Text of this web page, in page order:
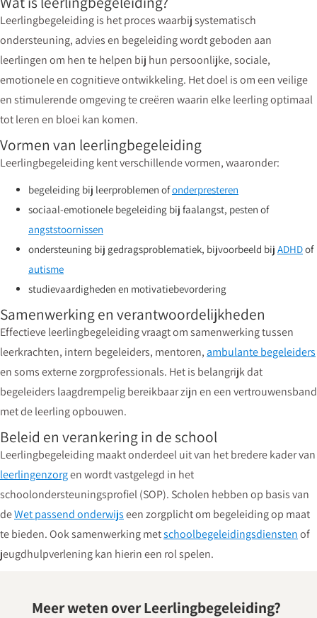
Leerlingbegeleiding is het proces waarbij systematisch
ondersteuning, advies en begeleiding wordt geboden aan
leerlingen om hen te helpen bij hun persoonlijke, sociale,
emotionele en cognitieve ontwikkeling. Het doel is om een veilige
en stimulerende omgeving te creëren waarin elke leerling optimaal
tot leren en bloei kan komen.
Vormen van leerlingbegeleiding
Leerlingbegeleiding kent verschillende vormen, waaronder:
begeleiding bij leerproblemen ofonderpresteren
sociaal-emotionele begeleiding bij faalangst, pesten of
angststoornissen
ondersteuning bij gedragsproblematiek, bijvoorbeeld bij ADHDof
autisme
studievaardigheden en motivatiebevordering
Samenwerking en verantwoordelijkheden
Effectieve leerlingbegeleiding vraagt om samenwerking tussen
leerkrachten, intern begeleiders, mentoren, ambulante begeleiders
en soms externe zorgprofessionals. Het is belangrijk dat
begeleiders laagdrempelig bereikbaar zijn en een vertrouwensband
met de leerling opbouwen.
Beleid en verankering in de school
Leerlingbegeleiding maakt onderdeel uit van het bredere kader van
leerlingenzorgen wordt vastgelegd in het
schoolondersteuningsprofiel (SOP). Scholen hebben op basis van
deWet passend onderwijseen zorgplicht om begeleiding op maat
te bieden. Ook samenwerking metschoolbegeleidingsdienstenof
jeugdhulpverlening kan hierin een rol spelen.
Meer weten over Leerlingbegeleiding?